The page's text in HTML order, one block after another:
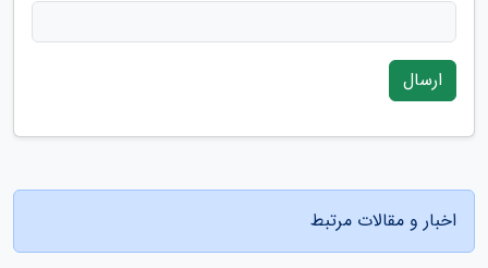
ارسال
اخبار و مقالات مرتبط